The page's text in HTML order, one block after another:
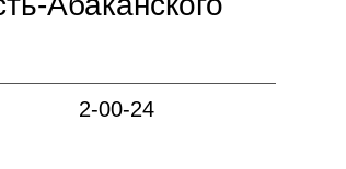
2-00-24